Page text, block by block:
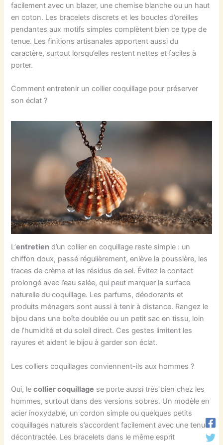
facilement avec un blazer, une chemise blanche ou un haut
en coton. Les bracelets discrets et les boucles d’oreilles
pendantes aux motifs simples complètent bien ce type de
tenue. Les finitions artisanales apportent aussi du
caractère, surtout lorsqu’elles restent nettes et faciles à
porter.
Comment entretenir un collier coquillage pour préserver
son éclat ?
L’entretien d’un collier en coquillage reste simple : un
chiffon doux, passé régulièrement, enlève la poussière, les
traces de crème et les résidus de sel. Évitez le contact
prolongé avec l’eau salée, qui peut marquer la surface
naturelle du coquillage. Les parfums, déodorants et
produits ménagers sont aussi à tenir à distance. Rangez le
bijou dans une boîte doublée ou un petit sac en tissu, loin
de l’humidité et du soleil direct. Ces gestes limitent les
rayures et aident le bijou à garder son éclat.
Les colliers coquillages conviennent-ils aux hommes ?
Oui, lecollier coquillage se porte aussi très bien chez les
hommes, surtout dans des versions sobres. Un modèle en
acier inoxydable, un cordon simple ou quelques petits
coquillages naturels s’accordent facilement avec une tenue
décontractée. Les bracelets dans le même esprit